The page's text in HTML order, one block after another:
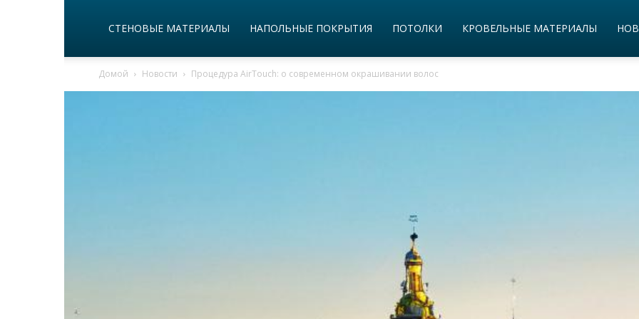
СТЕНОВЫЕ МАТЕРИАЛЫ НАПОЛЬНЫЕ ПОКРЫТИЯ ПОТОЛКИ КРОВЕЛЬНЫЕ МАТЕРИАЛЫ
Домой Новости Процедура AirTouch: о современном окрашивании волос